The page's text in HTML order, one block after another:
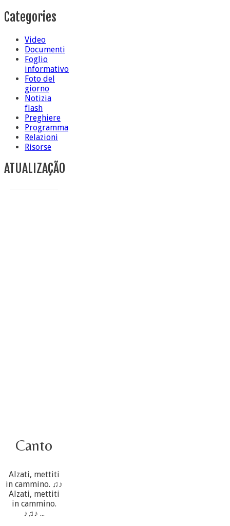
Categories
Video
Documenti
Foglio
informativo
Foto del
giorno
Notizia
flash
Preghiere
Programma
Relazioni
Risorse
ATUALIZAÇÃO
Canto
Alzati, mettiti
in cammino. ♫♪
Alzati, mettiti
in cammino.
♪♫♪ ...